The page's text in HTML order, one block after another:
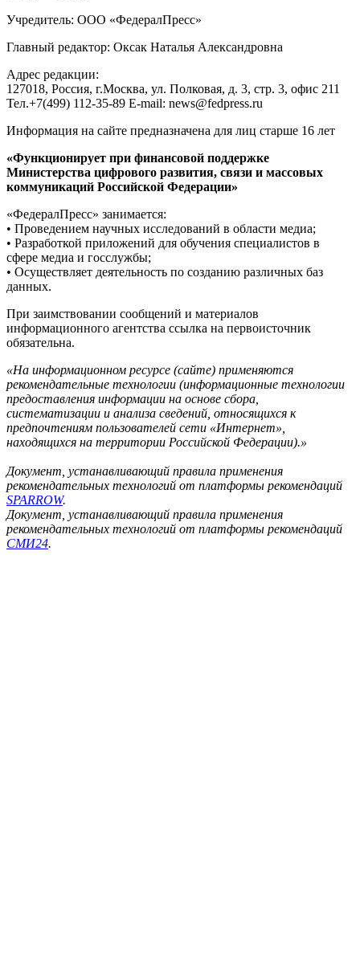
Учредитель: ООО «ФедералПресс»
Главный редактор: Оксак Наталья Александровна
Адрес редакции:
127018, Россия, г.Москва, ул. Полковая, д. 3, стр. 3, офис 211
Тел.+7(499) 112-35-89 E-mail: news@fedpress.ru
Информация на сайте предназначена для лиц старше 16 лет
«Функционирует при финансовой поддержке
Министерства цифрового развития, связи и массовых
коммуникаций Российской Федерации»
«ФедералПресс» занимается:
• Проведением научных исследований в области медиа;
• Разработкой приложений для обучения специалистов в
сфере медиа и госслужбы;
• Осуществляет деятельность по созданию различных баз
данных.
При заимствовании сообщений и материалов
информационного агентства ссылка на первоисточник
обязательна.
«На информационном ресурсе (сайте) применяются
рекомендательные технологии (информационные технологии
предоставления информации на основе сбора,
систематизации и анализа сведений, относящихся к
предпочтениям пользователей сети «Интернет»,
находящихся на территории Российской Федерации).»
Документ, устанавливающий правила применения
рекомендательных технологий от платформы рекомендаций
SPARROW.
Документ, устанавливающий правила применения
рекомендательных технологий от платформы рекомендаций
СМИ24.